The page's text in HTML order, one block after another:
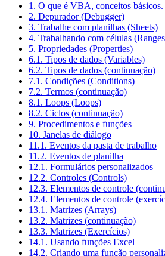
1. O que é VBA, conceitos básicos.
2. Depurador (Debugger)
3. Trabalhe com planilhas (Sheets)
4. Trabalhando com células
5. Propriedades (Properties)
6.1. Tipos de dados (Variables)
6.2. Tipos de dados (continuação)
7.1. Condições (Conditions)
7.2. Termos (continuação)
8.1. Loops (Loops)
8.2. Ciclos (continuação)
9. Procedimentos e funções
10. Janelas de diálogo
11.1. Eventos da pasta de trabalho
11.2. Eventos de planilha
12.1. Formulários personalizados
12.2. Controles (Controls)
12.3. Elementos de controle
12.4. Elementos de controle
13.1. Matrizes (Arrays)
13.2. Matrizes (continuação)
13.3. Matrizes (Exercícios)
14.1. Usando funções Excel
14.2. Criando uma função